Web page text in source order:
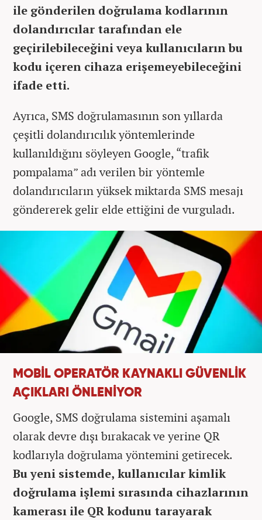
ile gönderilen doğrulama kodlarının
dolandırıcılar tarafından ele
geçirilebileceğini veya kullanıcıların bu
kodu içeren cihaza erişemeyebileceğini
ifade etti.
Ayrıca, SMS doğrulamasının son yıllarda
çeşitli dolandırıcılık yöntemlerinde
kullanıldığını söyleyen Google, “trafik
pompalama” adı verilen bir yöntemle
dolandırıcıların yüksek miktarda SMS mesajı
göndererek gelir elde ettiğini de vurguladı.
MOBİL OPERATÖR KAYNAKLI GÜVENLİK
AÇIKLARI ÖNLENİYOR
Google, SMS doğrulama sistemini aşamalı
olarak devre dışı bırakacak ve yerine QR
kodlarıyla doğrulama yöntemini getirecek.
Bu yeni sistemde, kullanıcılar kimlik
doğrulama işlemi sırasında cihazlarının
kamerası ile QR kodunu tarayarak